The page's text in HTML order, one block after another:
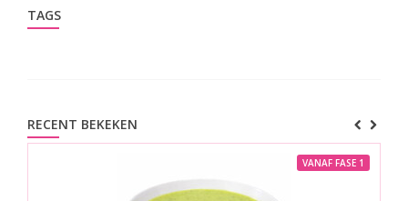
TAGS
RECENT BEKEKEN
VANAF FASE 1